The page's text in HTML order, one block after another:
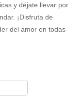
y déjate llevar por
¡Disfruta de
del amor en todas